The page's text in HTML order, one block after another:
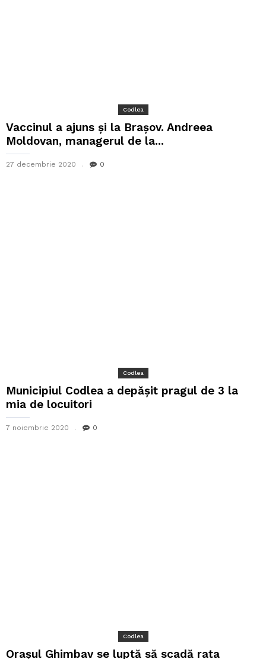
Codlea
Vaccinul a ajuns și la Brașov. Andreea
Moldovan, managerul de la...
27 decembrie 2020 0
Codlea
Municipiul Codlea a depășit pragul de 3 la
mia de locuitori
7 noiembrie 2020 0
Codlea
Orașul Ghimbav se luptă să scadă rata